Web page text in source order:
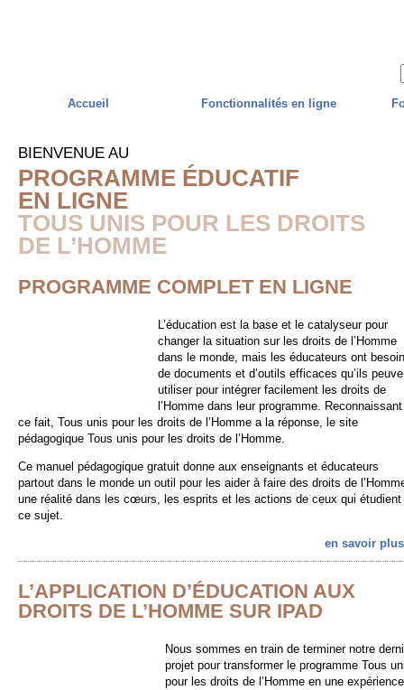
Accueil Fonctionnalités en ligne
BIENVENUE AU
PROGRAMME ÉDUCATIF
EN LIGNE
TOUS UNIS POUR LES DROITS
DE L’HOMME
PROGRAMME COMPLET EN LIGNE
L’éducation est la base et le catalyseur pour
changer la situation sur les droits de l’Homme
dans le monde, mais les éducateurs ont besoin
de documents et d’outils efficaces qu’ils
utiliser pour intégrer facilement les droits de
l’Homme dans leur programme. Reconnaissant
ce fait, Tous unis pour les droits de l’Homme a la réponse, le site
pédagogique Tous unis pour les droits de l’Homme.
Ce manuel pédagogique gratuit donne aux enseignants et éducateurs
partout dans le monde un outil pour les aider à faire des droits de
une réalité dans les cœurs, les esprits et les actions de ceux qui étudient
ce sujet.
en savoir
L’APPLICATION D’ÉDUCATION AUX
DROITS DE L’HOMME SUR IPAD
Nous sommes en train de terminer notre
projet pour transformer le programme Tous
pour les droits de l’Homme en une expérience